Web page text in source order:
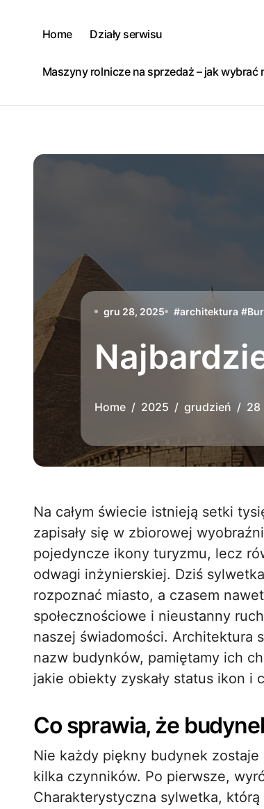
Home Działy serwisu
Maszyny rolnicze na sprzedaż – jak
gru 28, 2025 #architektura #
Home 2025 grudzień 28
Na całym świecie istnieją setki tysięcy budowli, ale tylko nieliczne z nich na stałe
zapisały się w zbiorowej
pojedyncze ikony turyzmu, lecz
odwagi inżynierskiej. Dziś
rozpoznać miasto, a czasem
społecznościowe i nieustanny
naszej świadomości. Architektura
nazw budynków, pamiętamy ich
jakie obiekty zyskały status ikon i
Co sprawia, że
Nie każdy piękny budynek zostaje
kilka czynników. Po pierwsze,
Charakterystyczna sylwetka,